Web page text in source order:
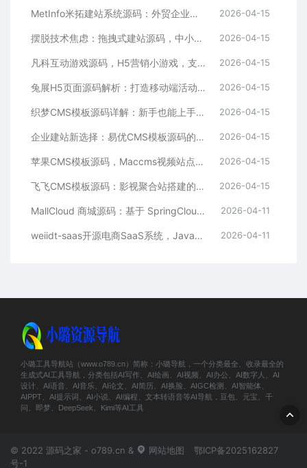
MetInfo米拓建站系统源码：外贸企业官网的高性价比之选，内置SEO省心落地 2026-04-15
摆脱技术焦虑：拖拽式建站源码，中小企业的数字化捷径 2026-04-15
凡科互动游戏源码，H5营销小游戏，支持自定义奖品与分享 2026-04-15
兔展H5页面源码解析：打造移动端活动邀请函与宣传页的利器 2026-04-15
织梦CMS模板源码详解：新手也能上手的DedeCMS二次开发与建站指南 2026-04-15
企业建站新选择：易优CMS模板源码的多语言与SEO优势 2026-04-15
苹果CMS模板源码，Maccms视频站点，影视资源站模板首选 2026-04-15
飞飞CMS模板源码：影视聚合站搭建的理想之选 2026-04-15
MallCloud 商城源码：基于 SpringCloud Alibaba 的高并发电商系统深度解析 2026-04-11
weiidt-saas开源电商SaaS系统，Java社区版，支持多租户与插件化扩展 2026-04-11
小璐工具导航站（www.o789.cn）简称：小璐导航，一个分类最全、收录最全的
生成式AI工具导航，分类包括AI写作、AI绘画、AI视频、AI办公、AI数字人、AI
设计、AI语音、AI音乐、AI论文、AI简历、AI换脸、AIGC检测、AI智能体、
AIPPT、AI提示词、AI小说、AI编程、文本转语音等AI导航，豆包、元宝、千
问、即梦、DeepSeek、Kimi等AI工具
© 2022 源码之家 - o789.cn & 网站地图
鄂ICP备2025162827
号-1